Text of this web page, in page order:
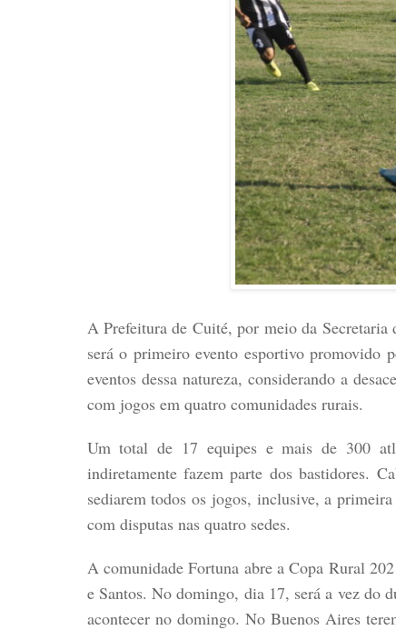
A Prefeitura de Cuité, por meio da Secretaria
será o primeiro evento esportivo promovido
eventos dessa natureza, considerando a
com jogos em quatro comunidades rurais.
Um total de 17 equipes e mais de 300
indiretamente fazem parte dos bastidores.
sediarem todos os jogos, inclusive, a
com disputas nas quatro sedes.
A comunidade Fortuna abre a Copa Rural
e Santos. No domingo, dia 17, será a vez do
acontecer no domingo. No Buenos Aires